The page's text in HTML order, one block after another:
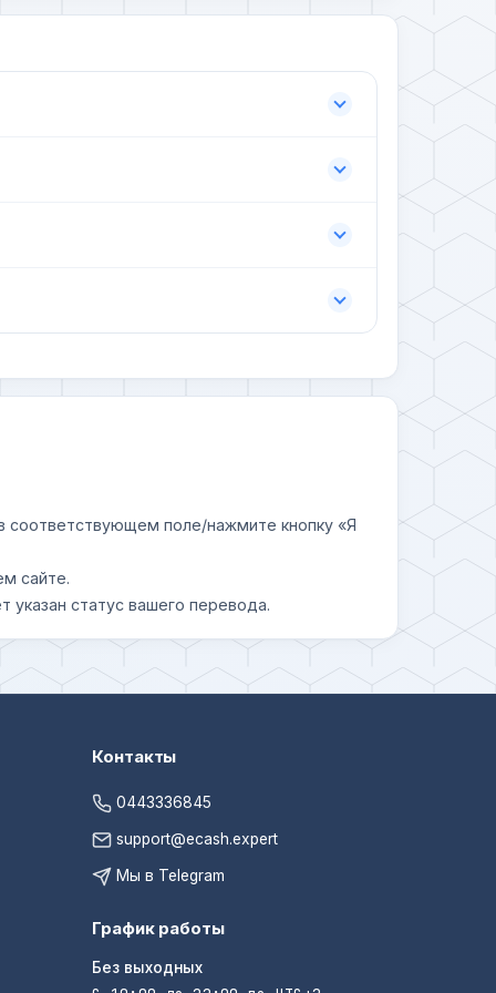
соответствующем поле/нажмите кнопку «Я
сайте.
указан статус вашего перевода.
Контакты
0443336845
support@ecash.expert
Мы в Telegram
График работы
Без выходных